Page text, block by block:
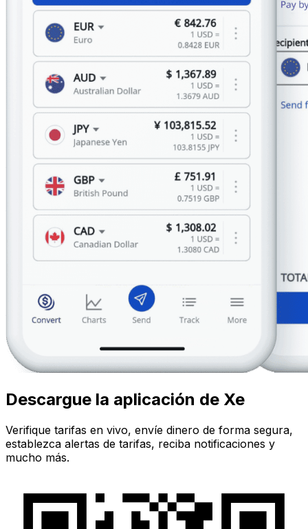
Descargue la aplicación de Xe
Verifique tarifas en vivo, envíe dinero de forma segura,
establezca alertas de tarifas, reciba notificaciones y
mucho más.